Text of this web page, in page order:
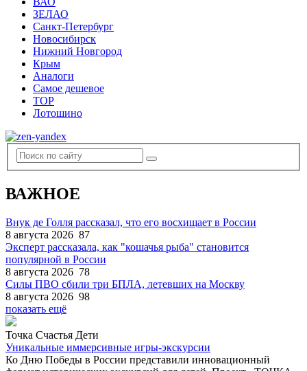
ЗЕЛАО
Санкт-Петербург
Новосибирск
Нижний Новгород
Крым
Аналоги
Самое дешевое
TOP
Лотошино
ВАЖНОЕ
Внук де Голля рассказал, что его восхищает в России
8 августа 2026 87
Эксперт рассказала, как "кошачья рыба" становится
популярной в России
8 августа 2026 78
Силы ПВО сбили три БПЛА, летевших на Москву
8 августа 2026 98
показать ещё
Точка Счастья Дети
Уникальные иммерсивные игры-экскурсии
Ко Дню Победы в России представили инновационный